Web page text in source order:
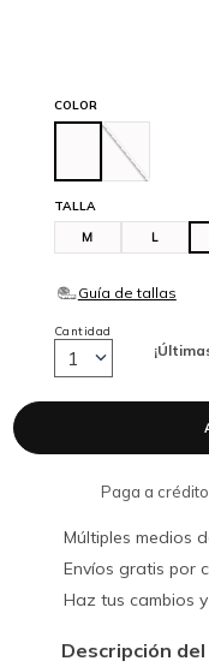
TALLA
M L
COLOR
Cantidad
1
Paga a
Múltiples medios
Envíos gratis por
Haz tus cambios
Descripción